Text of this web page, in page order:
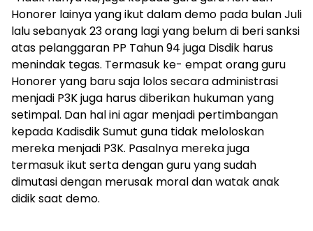
Honorer lainya yang ikut dalam demo pada bulan Juli
lalu sebanyak 23 orang lagi yang belum di beri sanksi
atas pelanggaran PP Tahun 94 juga Disdik harus
menindak tegas. Termasuk ke- empat orang guru
Honorer yang baru saja lolos secara administrasi
menjadi P3K juga harus diberikan hukuman yang
setimpal. Dan hal ini agar menjadi pertimbangan
kepada Kadisdik Sumut guna tidak meloloskan
mereka menjadi P3K. Pasalnya mereka juga
termasuk ikut serta dengan guru yang sudah
dimutasi dengan merusak moral dan watak anak
didik saat demo.